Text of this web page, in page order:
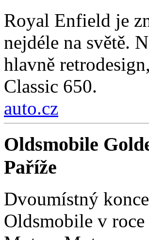
Royal Enfield je
nejdéle na světě.
hlavně
Classic 650.
auto.cz
Oldsmobile
Paříže
Dvoumístný
Oldsmobile v